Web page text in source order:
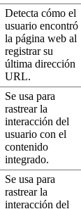
Detecta cómo el
usuario encontró
la página web al
registrar su
última dirección
URL.
Se usa para
rastrear la
interacción del
usuario con el
contenido
integrado.
Se usa para
rastrear la
interacción del